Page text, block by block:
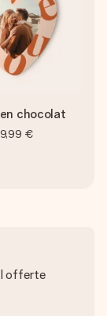
chocolat
€
offerte